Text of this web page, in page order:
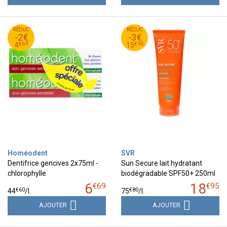
RÉDUC
-2€
4€69
6
€
69
4
€
69
Homéodent
Dentifrice gencives 2x75ml -
chlorophylle
6€69
44€60/l.
AJOUTER
RÉDUC
-3€
15€95
18
€
95
15
€
95
SVR
Sun Secure lait hydratant
biodégradable SPF50+ 250ml
18€95
75€80/l.
AJOUTER